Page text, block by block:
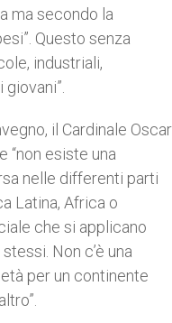
ma secondo la
Questo senza
industriali,
il Cardinale Oscar
“non esiste una
nelle differenti parti
Latina, Africa o
che si applicano
Non c’è una
per un continente